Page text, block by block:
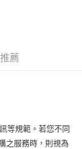
狀況，依本公司即
惡意使用之情形，
薦
等規範。若您不同
之服務時，則視為